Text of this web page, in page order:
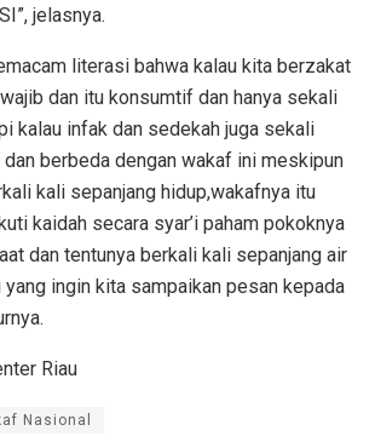
jelasnya.
literasi bahwa kalau kita berzakat
dan itu konsumtif dan hanya sekali
kalau infak dan sedekah juga sekali
berbeda dengan wakaf ini meskipun
kali sepanjang hidup,wakafnya itu
kaidah secara syar’i paham pokoknya
dan tentunya berkali kali sepanjang air
yang ingin kita sampaikan pesan kepada
Riau
Nasional